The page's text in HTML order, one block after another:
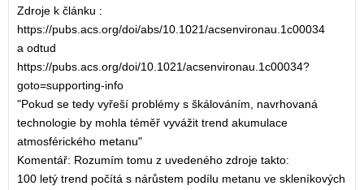
Zdroje k článku :
https://pubs.acs.org/doi/abs/10.1021/acsenvironau.1c00034
a odtud
https://pubs.acs.org/doi/10.1021/acsenvironau.1c00034?
goto=supporting-info
"Pokud se tedy vyřeší problémy s škálováním, navrhovaná
technologie by mohla téměř vyvážit trend akumulace
atmosférického metanu"
Komentář: Rozumím tomu z uvedeného zdroje takto:
100 letý trend počítá s nárůstem podílu metanu ve skleníkových